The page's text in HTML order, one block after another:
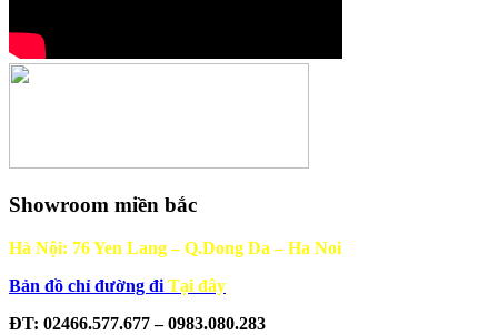
Showroom miền bắc
Hà Nội: 76 Yen Lang – Q.Dong Da – Ha Noi
Bản đồ chỉ đường đi Tại đây
ĐT: 02466.577.677 – 0983.080.283